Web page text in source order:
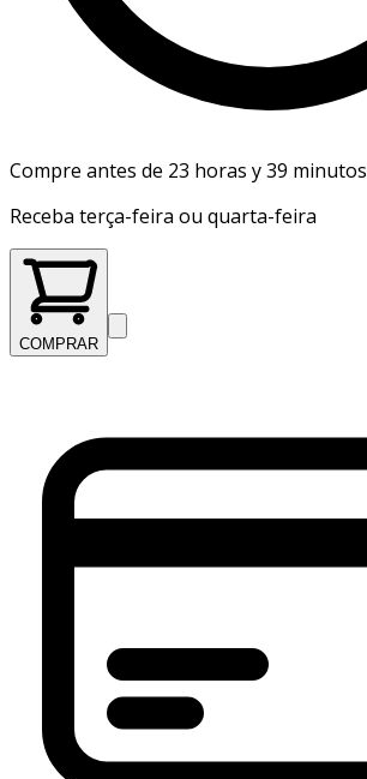
Compre antes de 23 horas y 39 minutos
Receba terça-feira ou quarta-feira
COMPRAR